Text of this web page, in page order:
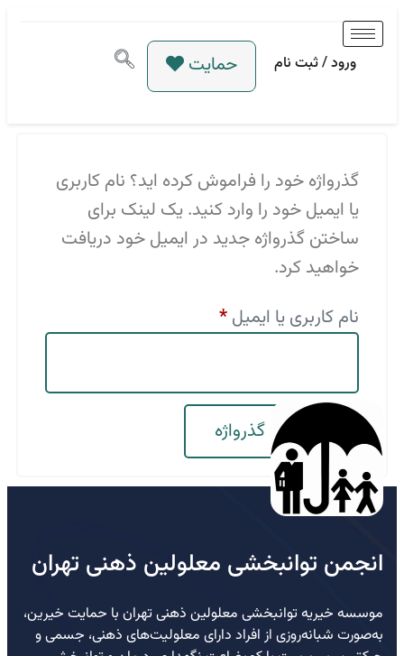
ورود / ثبت نام حمایت
گذرواژه خود را فراموش کرده اید؟ نام کاربری
یا ایمیل خود را وارد کنید. یک لینک برای
ساختن گذرواژه جدید در ایمیل خود دریافت
خواهید کرد.
نام کاربری یا ایمیل*
بازگردانی گذرواژه
انجمن توانبخشی معلولین ذهنی تهران
موسسه خیریه توانبخشی معلولین ذهنی تهران با حمایت خیرین،
به‌صورت شبانه‌روزی از افراد دارای معلولیت‌های ذهنی، جسمی و